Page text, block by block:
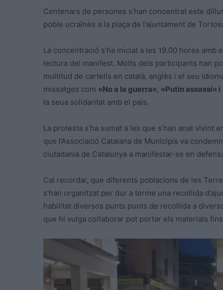
Centenars de persones s’han concentrat este
poble ucraïnès a la plaça de l’ajuntament de
La concentració s’ha iniciat a les 19.00 hores amb
lectura del manifest. Molts dels participants han
multitud de cartells en català, anglès i el seu
missatges com «No a la guerra», «Putin assassí» i
la seua solidaritat amb el país.
La protesta s’ha sumat a les que s’han anat
que l’Associació Catalana de Municipis va
ciutadania de Catalunya a manifestar-se en
Cal recordar, que diferents poblacions de les
s’han organitzat per dur a terme una recollida
habilitat diversos punts punts de recollida a
que hi vulga col·laborar pot portar els materials
e